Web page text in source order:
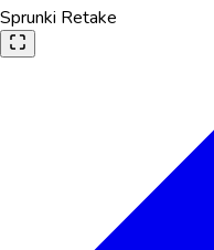
Sprunki Retake